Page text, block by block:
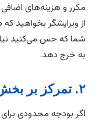
مکرر و هزینه‌های
از ویرایشگر بخواهید
شما که حس می‌کنید
به خرج دهد.
۲. تمرکز بر بخش‌های بحرانی
اگر بودجه محدودی برای